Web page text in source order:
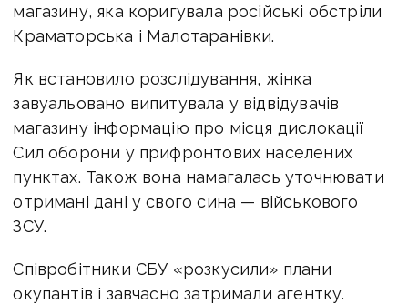
магазину, яка коригувала російські обстріли
Краматорська і Малотаранівки.
Як встановило розслідування, жінка
завуальовано випитувала у відвідувачів
магазину інформацію про місця дислокації
Сил оборони у прифронтових населених
пунктах. Також вона намагалась уточнювати
отримані дані у свого сина — військового
ЗСУ.
Співробітники СБУ «розкусили» плани
окупантів і завчасно затримали агентку.